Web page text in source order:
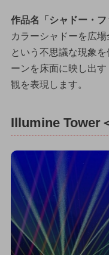
作品名「シャドー・フ
カラーシャドーを広
という不思議な現象
ーンを床面に映し出
観を表現します。
Illumine Tower